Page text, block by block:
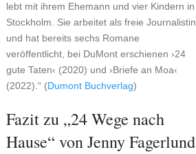
lebt mit ihrem Ehemann und vier Kindern in
Stockholm. Sie arbeitet als freie Journalistin
und hat bereits sechs Romane
veröffentlicht, bei DuMont erschienen ›24
gute Taten‹ (2020) und ›Briefe an Moa‹
(2022).“ (Dumont Buchverlag)
Fazit zu „24 Wege nach
Hause“ von Jenny Fagerlund